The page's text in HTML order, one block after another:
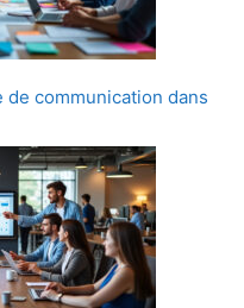
de communication dans